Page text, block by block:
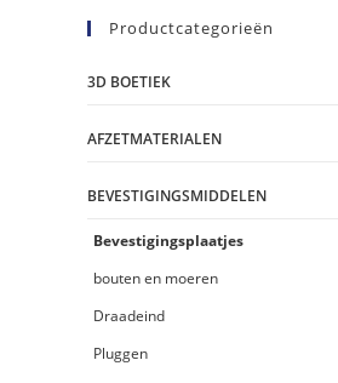
Productcategorieën
3D BOETIEK
AFZETMATERIALEN
BEVESTIGINGSMIDDELEN
Bevestigingsplaatjes
bouten en moeren
Draadeind
Pluggen